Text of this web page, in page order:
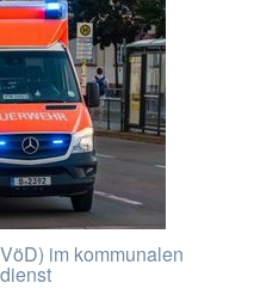
im kommunalen